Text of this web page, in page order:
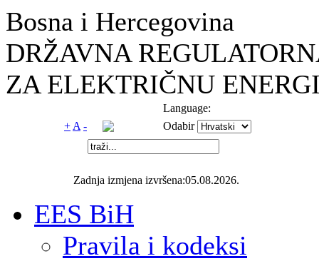
Bosna i Hercegovina
DRŽAVNA
ZA ELEKTRIČNU
Language:
+ A - Odabir
Zadnja izmjena izvršena:05.08.2026.
EES BiH
Pravila i kodeksi